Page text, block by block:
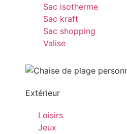
Sac isotherme
Sac kraft
Sac shopping
Valise
Extérieur
Loisirs
Jeux